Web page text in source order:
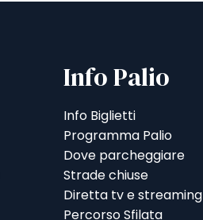
Info Palio
Info Biglietti
Programma Palio
Dove parcheggiare
Strade chiuse
Diretta tv e streaming
Percorso Sfilata